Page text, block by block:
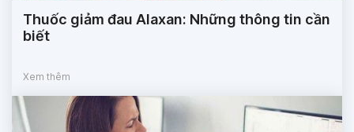
Thuốc giảm đau Alaxan: Những thông tin cần
biết
Xem thêm